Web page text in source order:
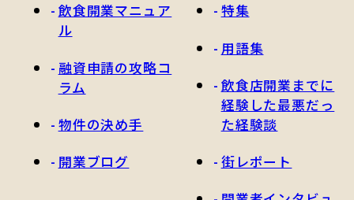
飲食開業マニュア
ル
融資申請の攻略コ
ラム
物件の決め手
開業ブログ
特集
用語集
飲食店開業までに
経験した最悪だっ
た経験談
街レポート